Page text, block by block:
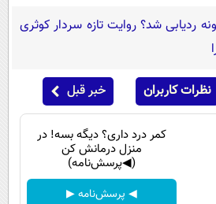
ردیابی شد؟ روایت تازه سردار کوثری
نظرات کاربران خبر قبل
کمر درد داری؟ دیگه بسه! در
منزل درمانش کن
(◀پرسش‌نامه)
◀ پرسش‌نامه ▶